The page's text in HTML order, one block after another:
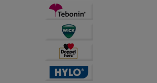
Hierüber lassen sich
die Art und Weise der Nutzung
sammeln, mit deren Hilfe wir unsere
für Sie optimieren können, den Inhalt
aber auch die Werbung auf
relevant für Sie zu gestalten.
Sie, dass Daten hierfür teilweise an
oder soziale Medien